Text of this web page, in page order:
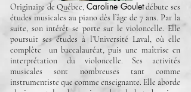
Originaire de Québec, Caroline Gouletdébute ses
études musicales au piano dès l’âge de 7 ans. Par la
suite, son intérêt se porte sur le violoncelle. Elle
poursuit ses études à l’Université Laval, où elle
complète un baccalauréat, puis une maîtrise en
interprétation du violoncelle. Ses activités
musicales sont nombreuses tant comme
instrumentiste que comme enseignante. Elle aborde